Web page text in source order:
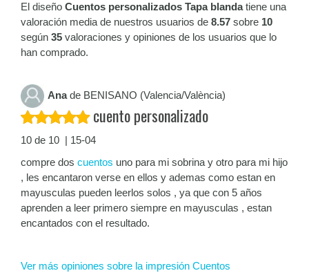
El diseño Cuentos personalizados Tapa blandatiene una
valoración media de nuestros usuarios de 8.57 sobre 10
según 35 valoraciones y opiniones de los usuarios que lo
han comprado.
Anade BENISANO (Valencia/València)
cuento personalizado
10 de 10 | 15-04
compre dos cuentos uno para mi sobrina y otro para mi hijo
, les encantaron verse en ellos y ademas como estan en
mayusculas pueden leerlos solos , ya que con 5 años
aprenden a leer primero siempre en mayusculas , estan
encantados con el resultado.
Ver más opiniones sobre la impresión Cuentos